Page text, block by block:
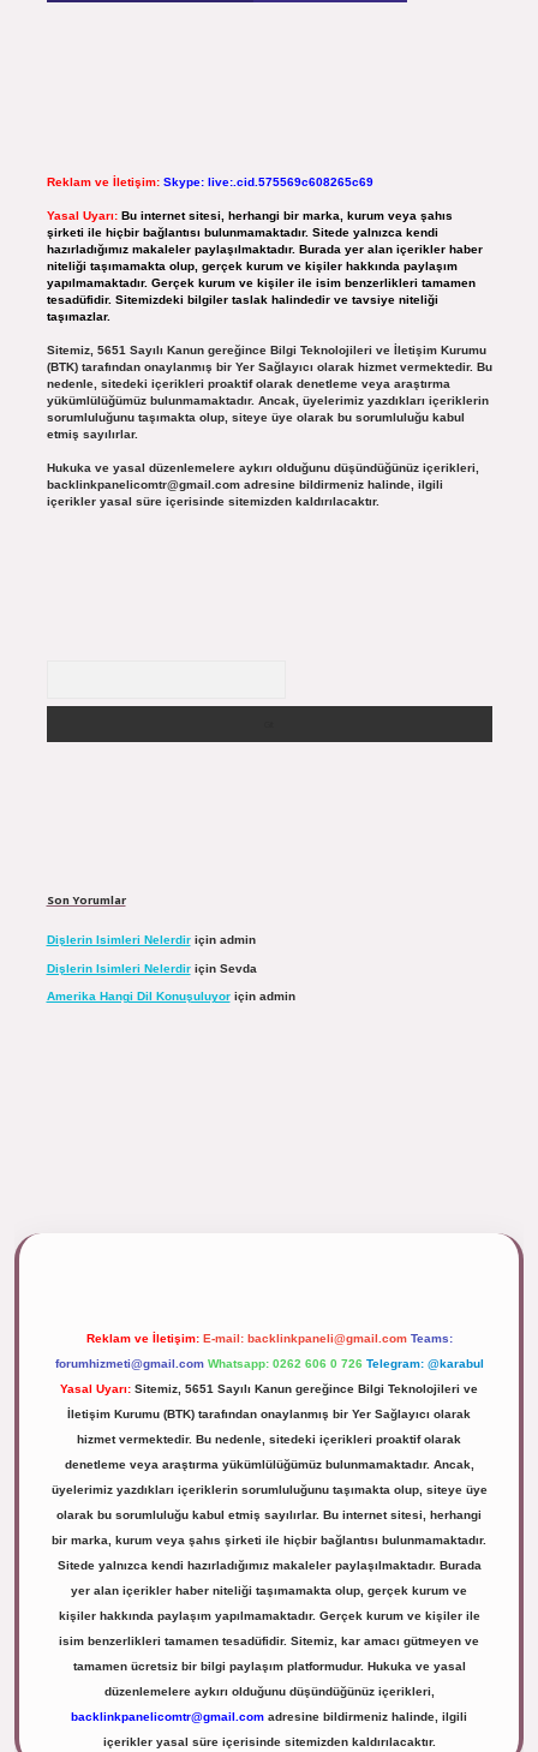
Reklam ve İletişim: Skype: live:.cid.575569c608265c69
Yasal Uyarı: Bu internet sitesi, herhangi bir marka, kurum veya şahıs
şirketi ile hiçbir bağlantısı bulunmamaktadır. Sitede yalnızca kendi
hazırladığımız makaleler paylaşılmaktadır. Burada yer alan içerikler haber
niteliği taşımamakta olup, gerçek kurum ve kişiler hakkında paylaşım
yapılmamaktadır. Gerçek kurum ve kişiler ile isim benzerlikleri tamamen
tesadüfidir. Sitemizdeki bilgiler taslak halindedir ve tavsiye niteliği
taşımazlar.
Sitemiz, 5651 Sayılı Kanun gereğince Bilgi Teknolojileri ve İletişim Kurumu
(BTK) tarafından onaylanmış bir Yer Sağlayıcı olarak hizmet vermektedir. Bu
nedenle, sitedeki içerikleri proaktif olarak denetleme veya araştırma
yükümlülüğümüz bulunmamaktadır. Ancak, üyelerimiz yazdıkları içeriklerin
sorumluluğunu taşımakta olup, siteye üye olarak bu sorumluluğu kabul
etmiş sayılırlar.
Hukuka ve yasal düzenlemelere aykırı olduğunu düşündüğünüz içerikleri,
backlinkpanelicomtr@gmail.comadresine bildirmeniz halinde, ilgili
içerikler yasal süre içerisinde sitemizden kaldırılacaktır.
Son Yorumlar
Dişlerin Isimleri Nelerdiriçin admin
Dişlerin Isimleri Nelerdiriçin Sevda
Amerika Hangi Dil Konuşuluyoriçin admin
Reklam ve İletişim: E-mail: backlinkpaneli@gmail.com Teams:
forumhizmeti@gmail.com Whatsapp: 0262 606 0 726 Telegram: @karabul
Yasal Uyarı: Sitemiz, 5651 Sayılı Kanun gereğince Bilgi Teknolojileri ve
İletişim Kurumu (BTK) tarafından onaylanmış bir Yer Sağlayıcı olarak
hizmet vermektedir. Bu nedenle, sitedeki içerikleri proaktif olarak
denetleme veya araştırma yükümlülüğümüz bulunmamaktadır. Ancak,
üyelerimiz yazdıkları içeriklerin sorumluluğunu taşımakta olup, siteye üye
olarak bu sorumluluğu kabul etmiş sayılırlar. Bu internet sitesi, herhangi
bir marka, kurum veya şahıs şirketi ile hiçbir bağlantısı bulunmamaktadır.
Sitede yalnızca kendi hazırladığımız makaleler paylaşılmaktadır. Burada
yer alan içerikler haber niteliği taşımamakta olup, gerçek kurum ve
kişiler hakkında paylaşım yapılmamaktadır. Gerçek kurum ve kişiler ile
isim benzerlikleri tamamen tesadüfidir. Sitemiz, kar amacı gütmeyen ve
tamamen ücretsiz bir bilgi paylaşım platformudur. Hukuka ve yasal
düzenlemelere aykırı olduğunu düşündüğünüz içerikleri,
backlinkpanelicomtr@gmail.com adresine bildirmeniz halinde, ilgili
içerikler yasal süre içerisinde sitemizden kaldırılacaktır.